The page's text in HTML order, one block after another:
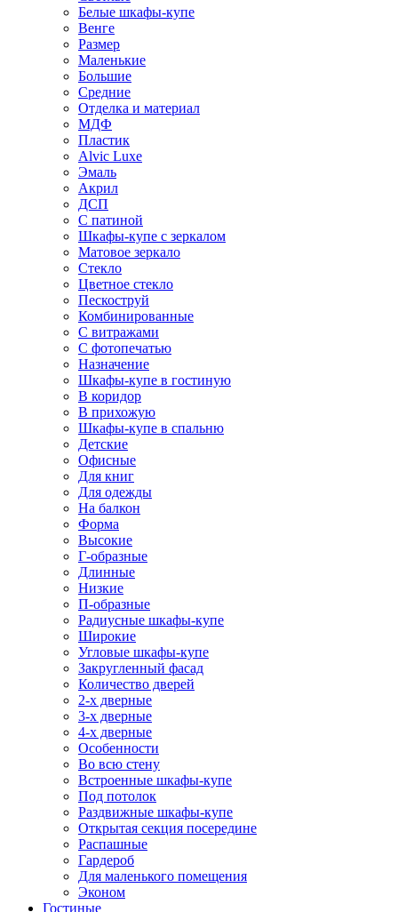
Белые шкафы-купе
Венге
Размер
Маленькие
Большие
Средние
Отделка и материал
МДФ
Пластик
Alvic Luxe
Эмаль
Акрил
ДСП
С патиной
Шкафы-купе с зеркалом
Матовое зеркало
Стекло
Цветное стекло
Пескоструй
Комбинированные
С витражами
С фотопечатью
Назначение
Шкафы-купе в гостиную
В коридор
В прихожую
Шкафы-купе в спальню
Детские
Офисные
Для книг
Для одежды
На балкон
Форма
Высокие
Г-образные
Длинные
Низкие
П-образные
Радиусные шкафы-купе
Широкие
Угловые шкафы-купе
Закругленный фасад
Количество дверей
2-х дверные
3-х дверные
4-х дверные
Особенности
Во всю стену
Встроенные шкафы-купе
Под потолок
Раздвижные шкафы-купе
Открытая секция посередине
Распашные
Гардероб
Для маленького помещения
Эконом
Гостиные